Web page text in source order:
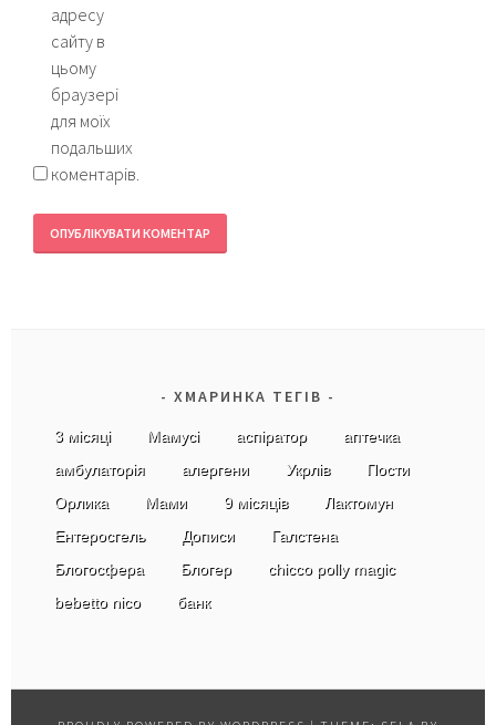
адресу
сайту в
цьому
браузері
для моїх
подальших
коментарів.
ХМАРИНКА ТЕГІВ
3 місяці Мамусі аспіратор
аптечка
амбулаторія
алергени Укрлів
Пости
Орлика
Мами 9 місяців
Лактомун
Ентеросгель
Дописи
Галстена
Блогосфера
Блогер
chicco polly magic
bebetto nico
банк